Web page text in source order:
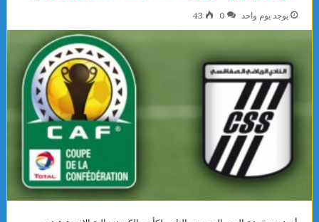
يوجد يوم واحد 0
43